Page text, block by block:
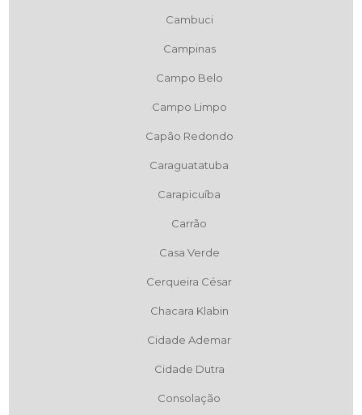
Cambuci
Campinas
Campo Belo
Campo Limpo
Capão Redondo
Caraguatatuba
Carapicuíba
Carrão
Casa Verde
Cerqueira César
Chacara Klabin
Cidade Ademar
Cidade Dutra
Consolação